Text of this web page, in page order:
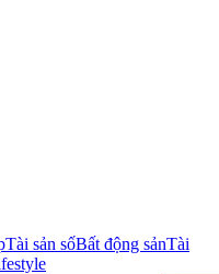
Tài sản sốBất động sảnTài